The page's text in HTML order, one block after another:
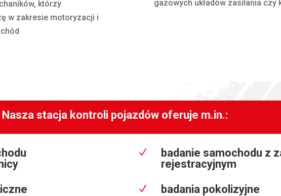
którzy
w zakresie motoryzacji i
gazowych układów zasilania czy
Nasza stacja kontroli pojazdów oferuje m.in.:
N
badanie samochodu z
rejestracyjnym
N badania pokolizyjne